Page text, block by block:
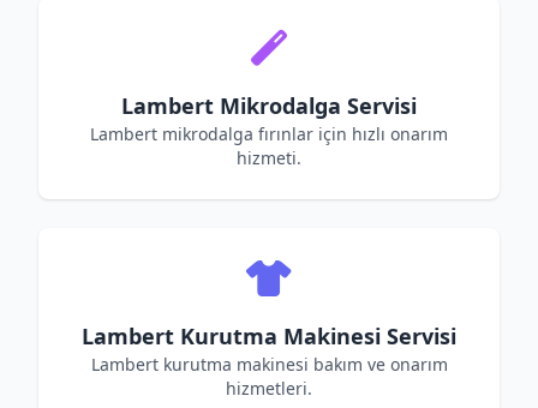
Lambert Mikrodalga Servisi
Lambert mikrodalga fırınlar için hızlı onarım
hizmeti.
Lambert Kurutma Makinesi Servisi
Lambert kurutma makinesi bakım ve onarım
hizmetleri.